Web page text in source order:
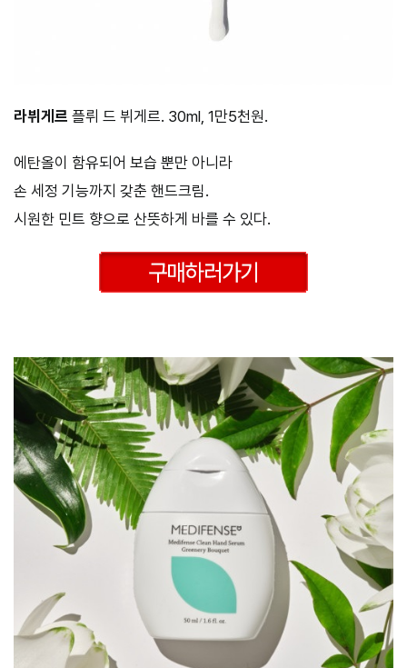
라뷔게르 플뤼 드 뷔게르. 30ml, 1만5천원.
에탄올이 함유되어 보습 뿐만 아니라
손 세정 기능까지 갖춘 핸드크림.
시원한 민트 향으로 산뜻하게 바를 수 있다.